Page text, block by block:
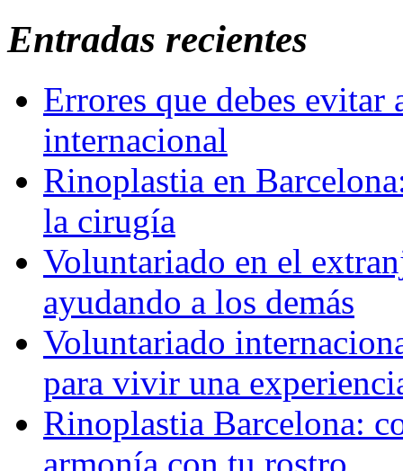
Entradas recientes
Errores que debes
internacional
Rinoplastia en
la cirugía
Voluntariado en el
ayudando a los demás
Voluntariado
para vivir una
Rinoplastia Barcelona: